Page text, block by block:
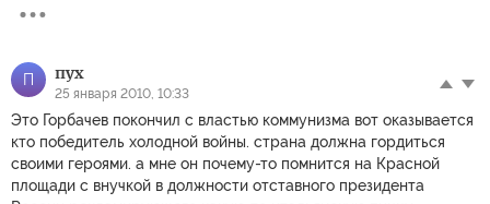
П пух
25 января 2010, 10:33
Это Горбачев покончил с властью коммунизма вот оказывается
кто победитель холодной войны. страна должна гордиться
своими героями. а мне он почему-то помнится на Красной
площади с внучкой в должности отставного президента